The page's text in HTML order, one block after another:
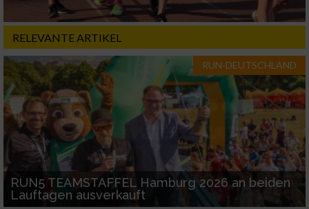
RELEVANTE ARTIKEL
RUN-DEUTSCHLAND
RUN5 TEAMSTAFFEL Hamburg 2026 an beiden
Lauftagen ausverkauft